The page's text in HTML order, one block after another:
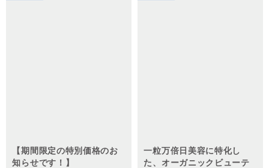
【期間限定の特別価格のお
知らせです！】
一粒万倍日美容に特化し
た、オーガニックビューテ